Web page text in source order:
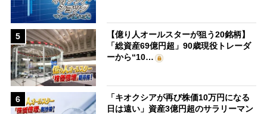
5
【億り人オールスターが狙う20銘柄】
「総資産69億円超」90歳現役トレーダ
ーから“10…
6
「キオクシアが再び株価10万円になる
日は遠い」資産3億円超のサラリーマン